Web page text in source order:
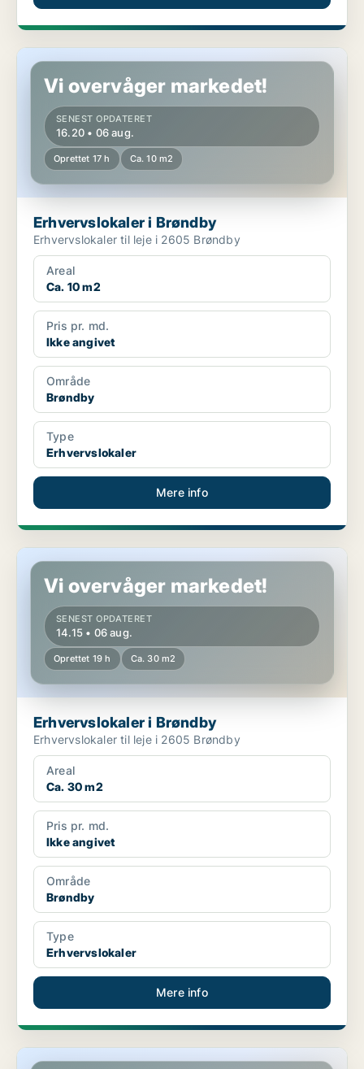
Erhvervslokaler i Brøndby
Vi overvåger markedet!
SENEST OPDATERET
16.20 • 06 aug.
Oprettet 17 h Ca. 10 m2
Erhvervslokaler i Brøndby
Erhvervslokaler til leje i 2605 Brøndby
Areal
Ca. 10 m2
Pris pr. md.
Ikke angivet
Område
Brøndby
Type
Erhvervslokaler
Mere info
Erhvervslokaler i Brøndby
Vi overvåger markedet!
SENEST OPDATERET
14.15 • 06 aug.
Oprettet 19 h Ca. 30 m2
Erhvervslokaler i Brøndby
Erhvervslokaler til leje i 2605 Brøndby
Areal
Ca. 30 m2
Pris pr. md.
Ikke angivet
Område
Brøndby
Type
Erhvervslokaler
Mere info
Erhvervslokaler i Brøndby